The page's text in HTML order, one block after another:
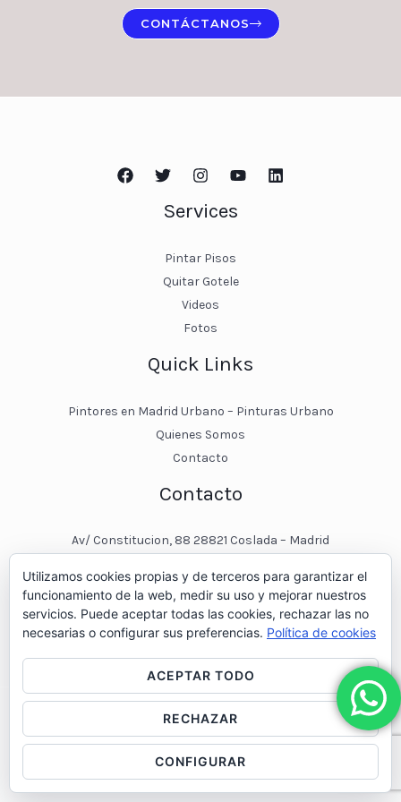
CONTÁCTANOS
Services
Pintar Pisos
Quitar Gotele
Videos
Fotos
Quick Links
Pintores en Madrid Urbano – Pinturas Urbano
Quienes Somos
Contacto
Contacto
Av/ Constitucion, 88 28821 Coslada – Madrid
pinturasurbano@hotmail.es
+34 – 643 00 74 11
© 2026 Pintores en Madrid - Pinturas Urbano
Utilizamos cookies propias y de terceros para garantizar el
funcionamiento de la web, medir su uso y mejorar nuestros
servicios. Puede aceptar todas las cookies, rechazar las no
necesarias o configurar sus preferencias. Política de cookies
ACEPTAR TODO
RECHAZAR
CONFIGURAR